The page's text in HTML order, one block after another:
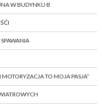
W BUDYNKU B
TO MOJA PASJA”